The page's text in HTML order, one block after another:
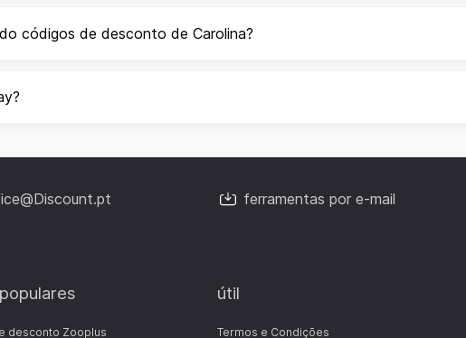
códigos de desconto de Carolina?
ferramentas por e-mail
desconto Zooplus
útil
Termos e Condições